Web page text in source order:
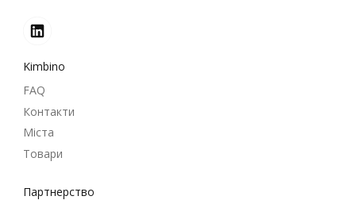
Kimbino
FAQ
Контакти
Міста
Товари
Партнерство